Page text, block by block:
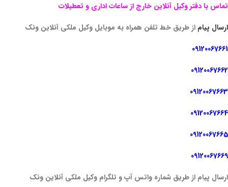
تماس با دفتر وکیل آنلاین خارج از ساعات اداری و تعطیلات
ارسال پیام از طریق خط تلفن همراه به موبایل وکیل ملکی آنلاین ونک
09120067661
09120067662
09120067663
09120067664
09120067665
09120067669
ارسال پیام از طریق شماره واتس آپ و تلگرام وکیل ملکی آنلاین ونک